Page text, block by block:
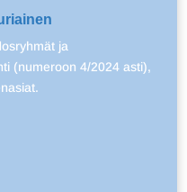
ja
(numeroon 4/2024 asti),